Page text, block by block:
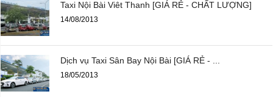
Taxi Nội Bài Viêt Thanh [GIÁ RẺ - CHẤT LƯỢNG]
14/08/2013
Dịch vụ Taxi Sân Bay Nội Bài [GIÁ RẺ - ...
18/05/2013